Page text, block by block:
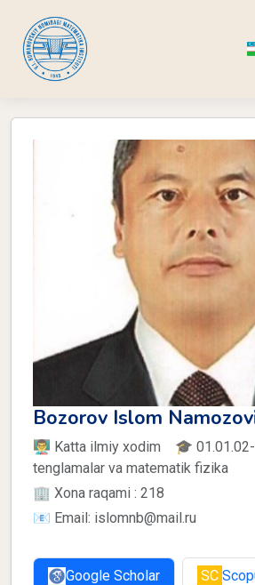
Bozorov Islom
👨‍🏫 Katta ilmiy xodim 🎓
tenglamalar va matematik fizika
🏢 Xona raqami : 218
📧 Email: islomnb@mail.ru
Google Scholar SC